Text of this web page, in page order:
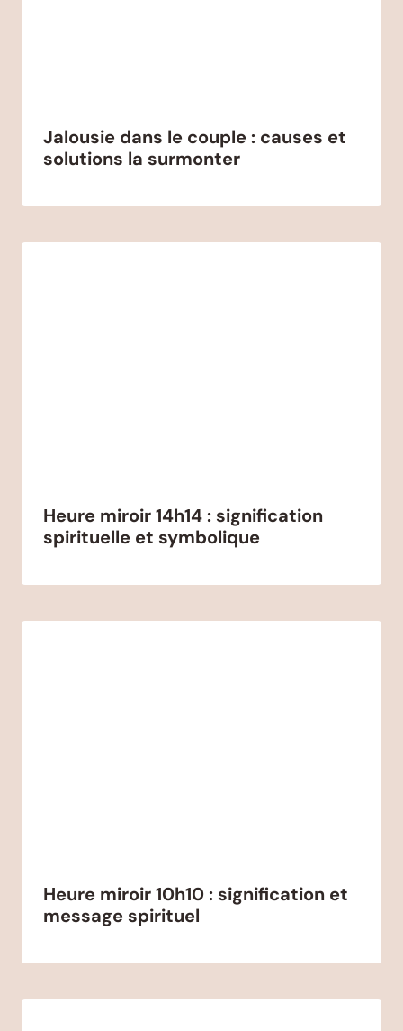
Jalousie dans le couple : causes et
solutions la surmonter
Heure miroir 14h14 : signification
spirituelle et symbolique
Heure miroir 10h10 : signification et
message spirituel